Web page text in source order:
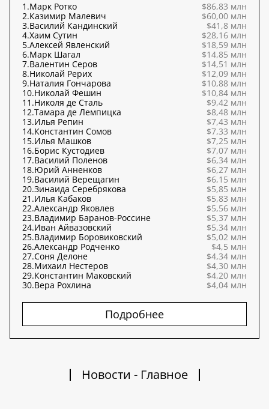
1.Марк Ротко
$86,83 млн
2.Казимир Малевич
$60,00 млн
3.Василий Кандинский
$41,8 млн
4.Хаим Сутин
$28,16 млн
5.Алексей Явленский
$18,59 млн
6.Марк Шагал
$14,85 млн
7.Валентин Серов
$14,51 млн
8.Николай Рерих
$12,09 млн
9.Наталия Гончарова
$10,88 млн
10.Николай Фешин
$10,84 млн
11.Николя де Сталь
$9,42 млн
12.Тамара де Лемпицка
$8,48 млн
13.Илья Репин
$7,43 млн
14.Константин Сомов
$7,33 млн
15.Илья Машков
$7,25 млн
16.Борис Кустодиев
$7,07 млн
17.Василий Поленов
$6,34 млн
18.Юрий Анненков
$6,27 млн
19.Василий Верещагин
$6,15 млн
20.Зинаида Серебрякова
$5,85 млн
21.Илья Кабаков
$5,83 млн
22.Александр Яковлев
$5,56 млн
23.Владимир Баранов-Россине
$5,37 млн
24.Иван Айвазовский
$5,34 млн
25.Владимир Боровиковский
$5,02 млн
26.Александр Родченко
$4,5 млн
27.Соня Делоне
$4,34 млн
28.Михаил Нестеров
$4,30 млн
29.Константин Маковский
$4,20 млн
30.Вера Рохлина $4,04 млн
Подробнее
Новости - Главное